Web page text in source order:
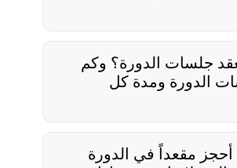
جلسات الدورة؟ وكم
الدورة ومدة كل
أحجز مقعداً في الدورة